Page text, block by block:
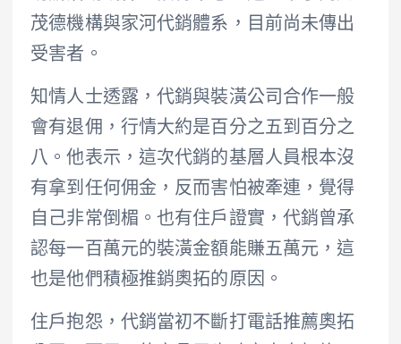
茂德機構與家河代銷體系，目前尚未傳出
受害者。
知情人士透露，代銷與裝潢公司合作一般
會有退佣，行情大約是百分之五到百分之
八。他表示，這次代銷的基層人員根本沒
有拿到任何佣金，反而害怕被牽連，覺得
自己非常倒楣。也有住戶證實，代銷曾承
認每一百萬元的裝潢金額能賺五萬元，這
也是他們積極推銷奧拓的原因。
住戶抱怨，代銷當初不斷打電話推薦奧拓